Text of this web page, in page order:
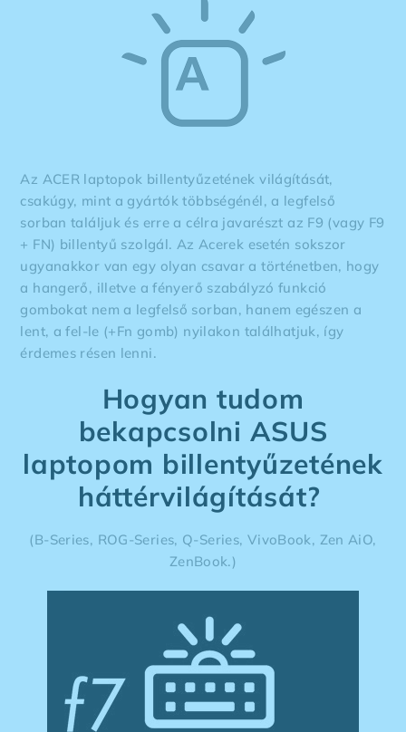
Az ACER laptopok billentyűzetének világítását,
csakúgy, mint a gyártók többségénél, a legfelső
sorban találjuk és erre a célra javarészt az F9 (vagy F9
+ FN) billentyű szolgál. Az Acerek esetén sokszor
ugyanakkor van egy olyan csavar a történetben, hogy
a hangerő, illetve a fényerő szabályzó funkció
gombokat nem a legfelső sorban, hanem egészen a
lent, a fel-le (+Fn gomb) nyilakon találhatjuk, így
érdemes résen lenni.
Hogyan tudom
bekapcsolni ASUS
laptopom billentyűzetének
háttérvilágítását?
(B-Series, ROG-Series, Q-Series, VivoBook, Zen AiO,
ZenBook.)